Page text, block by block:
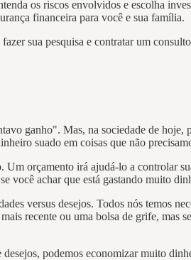
os riscos envolvidos e escolha
financeira para você e sua família.
sua pesquisa e contratar um
ganho". Mas, na sociedade de hoje,
suado em coisas que não
orçamento irá ajudá-lo a controlar
você achar que está gastando muito
versus desejos. Todos nós temos
recente ou uma bolsa de grife,
desejos, podemos economizar muito